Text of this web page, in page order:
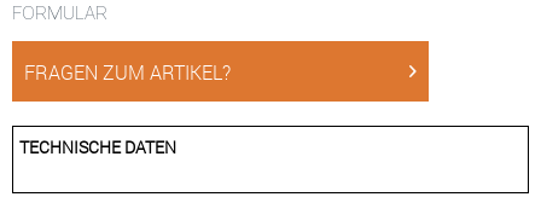
FORMULAR
FRAGEN ZUM ARTIKEL?
TECHNISCHE DATEN